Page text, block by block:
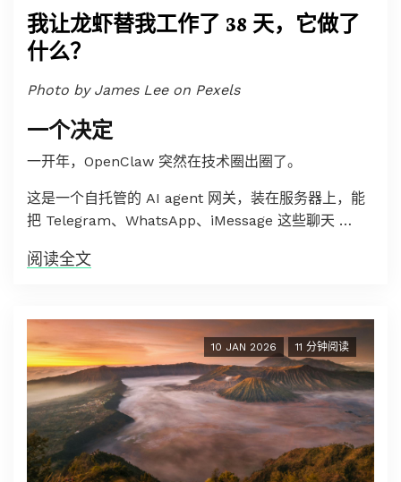
我让龙虾替我工作了 38 天，它做了
什么？
Photo by James Lee on Pexels
一个决定
一开年，OpenClaw 突然在技术圈出圈了。
这是一个自托管的 AI agent 网关，装在服务器上，能
把 Telegram、WhatsApp、iMessage 这些聊天 …
阅读全文
10 JAN 2026 11 分钟阅读